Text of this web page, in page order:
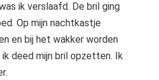
ik verslaafd. De bril ging
Op mijn nachtkastje
en bij het wakker worden
deed mijn bril opzetten. Ik